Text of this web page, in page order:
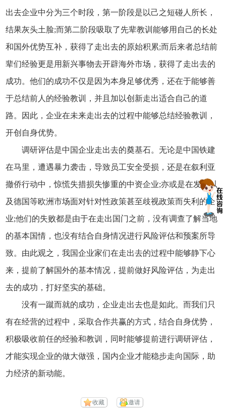
出去企业中分为三个时段，第一阶段是以己之短碰人所长，
结果灰头土脸;而第二阶段吸取了先辈教训能够用自己的长处
和国外优势互补，获得了走出去的原始积累;而后来者总结前
辈们经验更是用新兴事物去开辟海外市场，获得了走出去的
成功。他们的成功不仅是因为本身足够优秀，还在于能够善
于总结前人的经验教训，并且加以创新走出适合自己的道
路。因此，企业在未来走出去的过程中能够总结经验教训，
开创自身优势。
调研评估是中国企业走出去的奠基石。无论是中国铁建
在马里，遭遇暴力袭击，导致员工安全受损，还是在叙利亚
撤侨行动中，惊慌失措损失惨重的中资企业;亦或是在发过以
及德国等欧洲市场面对针对性政策甚至歧视政策而失利的企
业;他们的失败都是由于在走出国门之前，没有调查了解当地
的基本国情，也没有结合自身情况进行风险评估和预案所导
致。由此观之，我国企业家们在走出去的过程中能够静下心
来，提前了解国外的基本情况，提前做好风险评估，为走出
去的成功，打好坚实的基础。
没有一蹴而就的成功，企业走出去也是如此。而我们只
有在经营的过程中，采取合作共赢的方式，结合自身优势，
积极吸收前任的经验和教训，同时能够提前进行调研评估，
才能实现企业的做大做强，国内企业才能稳步走向国际，助
力经济的新动能。
收藏 邀请